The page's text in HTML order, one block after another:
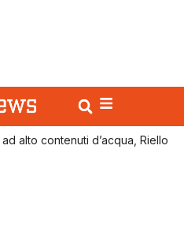
alto contenuti d’acqua, Riello